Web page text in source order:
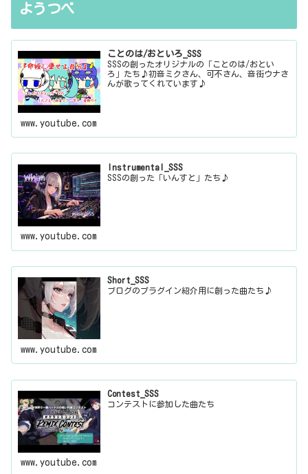
ようつべ
ことのは/おといろ_SSS
SSSの創ったオリジナルの「ことのは/おとい
ろ」たち♪初音ミクさん、可不さん、音街ウナさ
んが歌ってくれています♪
www.youtube.com
Instrumental_SSS
SSSの創った「いんすと」たち♪
www.youtube.com
Short_SSS
ブログのプラグイン紹介用に創った曲たち♪
www.youtube.com
Contest_SSS
コンテストに参加した曲たち
www.youtube.com